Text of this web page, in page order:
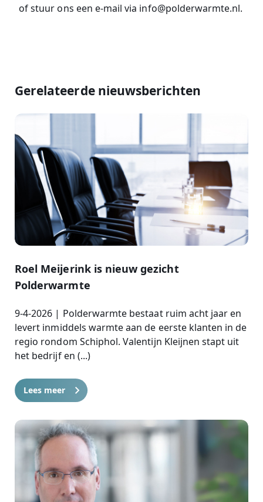
of stuur ons een e-mail via info@polderwarmte.nl.
Gerelateerde nieuwsberichten
Roel Meijerink is nieuw gezicht
Polderwarmte
9-4-2026 | Polderwarmte bestaat ruim acht jaar en
levert inmiddels warmte aan de eerste klanten in de
regio rondom Schiphol. Valentijn Kleijnen stapt uit
het bedrijf en (...)
Lees meer